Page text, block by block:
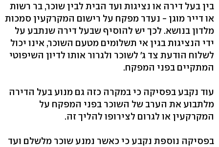
בין בעל דירה או נציגות ועד הבית לבין שוכר, בר רשות
או דייר מוגן - נעדר מפקח על רישום המקרקעין סמכות
מלדון בנושא. לכך יש להוסיף שבעל דירה שנתבע על
ידי הנציגות בגין אי תשלומים מטעם השוכר, אינו יכול
לשלוח הודעת צד ג' לשוכר ולגרור אותו לדיון השיפוטי
המתקיים בפני המפקח.
עוד נקבע בפסיקה כי במקרה כזה גם מנוע בעל הדירה
מלתבוע את הערב של השוכר בפני המפקח על
המקרקעין או לגרום לצירופו להליך זה.
בפסיקה נוספת נקבע כי כאשר נמנע שוכר מלשלם ועד